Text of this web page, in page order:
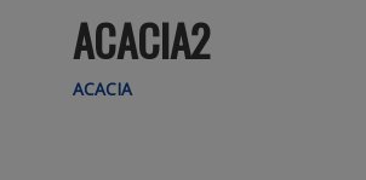
ACACIA2
ACACIA